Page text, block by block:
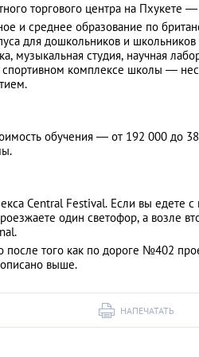
торгового центра на Пхукете
и среднее образование по
для дошкольников и
музыкальная студия, научная
спортивном комплексе школы —
обучения ― от 192 000 до
Central Festival. Если вы едете
один светофор, а возле
после того как по дороге №402
выше.
НАПЕЧАТАТЬ